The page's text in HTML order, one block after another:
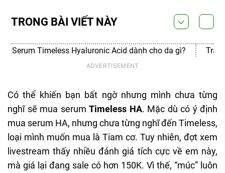
Có thể khiến bạn bất ngờ nhưng mình chưa từng
nghĩ sẽ mua serum Timeless HA. Mặc dù có ý định
mua serum HA, nhưng chưa từng nghĩ đến Timeless,
loại mình muốn mua là Tiam cơ. Tuy nhiên, đợt xem
livestream thấy nhiều đánh giá tích cực về em này,
mà giá lại đang sale có hơn 150K. Vì thế, “múc” luôn
TRONG BÀI VIẾT NÀY
Serum Timeless Hyaluronic Acid dành cho da gì? Trải